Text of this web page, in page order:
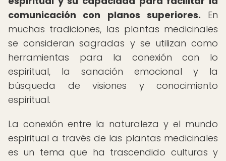
comunicación con planos superiores. En
muchas tradiciones, las plantas medicinales
se consideran sagradas y se utilizan como
herramientas para la conexión con lo
espiritual, la sanación emocional y la
búsqueda de visiones y conocimiento
espiritual.
La conexión entre la naturaleza y el mundo
espiritual a través de las plantas medicinales
es un tema que ha trascendido culturas y